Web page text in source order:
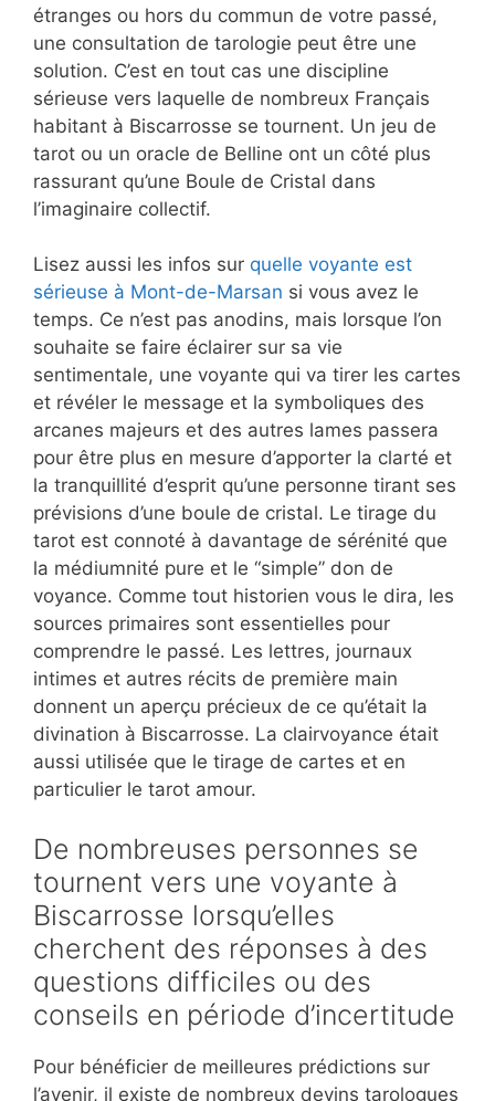
étranges ou hors du commun de votre passé,
une consultation de tarologie peut être une
solution. C’est en tout cas une discipline
sérieuse vers laquelle de nombreux Français
habitant à Biscarrosse se tournent. Un jeu de
tarot ou un oracle de Belline ont un côté plus
rassurant qu’une Boule de Cristal dans
l’imaginaire collectif.
Lisez aussi les infos sur quelle voyante est
sérieuse à Mont-de-Marsan si vous avez le
temps. Ce n’est pas anodins, mais lorsque l’on
souhaite se faire éclairer sur sa vie
sentimentale, une voyante qui va tirer les cartes
et révéler le message et la symboliques des
arcanes majeurs et des autres lames passera
pour être plus en mesure d’apporter la clarté et
la tranquillité d’esprit qu’une personne tirant ses
prévisions d’une boule de cristal. Le tirage du
tarot est connoté à davantage de sérénité que
la médiumnité pure et le “simple” don de
voyance. Comme tout historien vous le dira, les
sources primaires sont essentielles pour
comprendre le passé. Les lettres, journaux
intimes et autres récits de première main
donnent un aperçu précieux de ce qu’était la
divination à Biscarrosse. La clairvoyance était
aussi utilisée que le tirage de cartes et en
particulier le tarot amour.
De nombreuses personnes se
tournent vers une voyante à
Biscarrosse lorsqu’elles
cherchent des réponses à des
questions difficiles ou des
conseils en période d’incertitude
Pour bénéficier de meilleures prédictions sur
l’avenir, il existe de nombreux devins tarologues